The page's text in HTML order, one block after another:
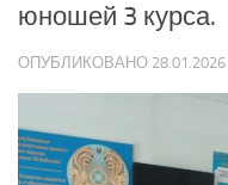
юношей 3 курса.
ОПУБЛИКОВАНО 28.01.2026